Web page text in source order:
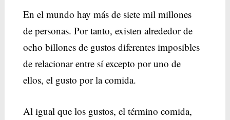
En el mundo hay más de siete mil millones
de personas. Por tanto, existen alrededor de
ocho billones de gustos diferentes imposibles
de relacionar entre sí excepto por uno de
ellos, el gusto por la comida.
Al igual que los gustos, el término comida,